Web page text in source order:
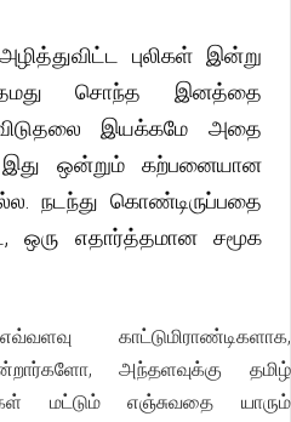
புலிகள் இன்று
சொந்த இனத்தை
இயக்கமே அதை
இது ஒன்றும் கற்பனையான
நடந்து கொண்டிருப்பதை
ஒரு எதார்த்தமான சமூக
காட்டுமிராண்டிகளாக,
அந்தளவுக்கு தமிழ்
மட்டும் எஞ்சுவதை யாரும்